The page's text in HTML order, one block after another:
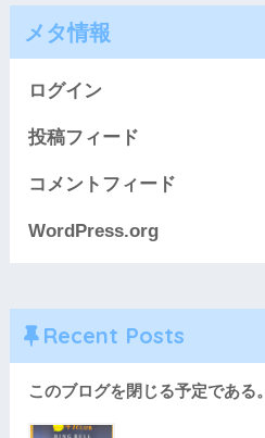
メタ情報
ログイン
投稿フィード
コメントフィード
WordPress.org
Recent Posts
このブログを閉じる予定である。